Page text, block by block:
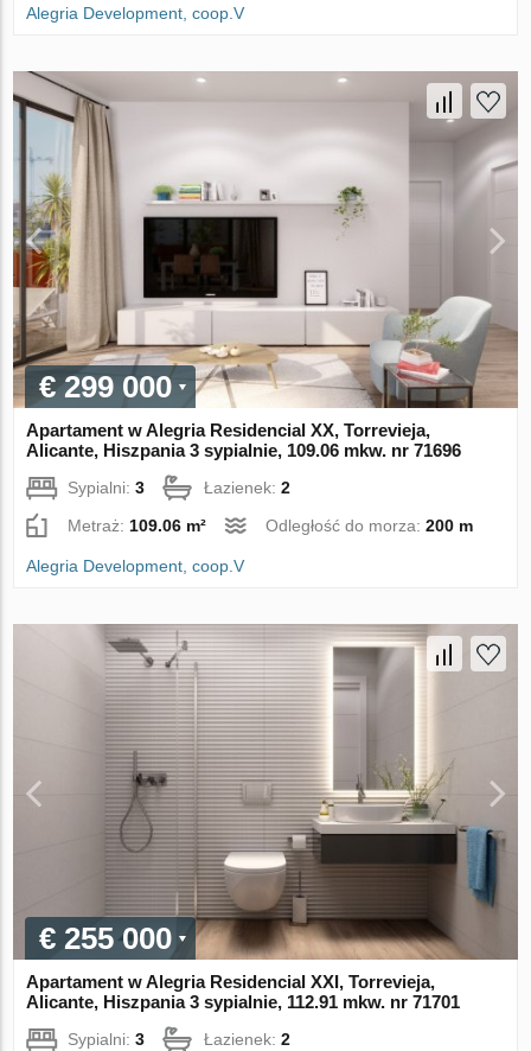
Alegria Development, coop.V
€ 299 000
Apartament w Alegria Residencial XX, Torrevieja,
Alicante, Hiszpania 3 sypialnie, 109.06 mkw. nr 71696
Sypialni:3 Łazienek:2
Metraż: 109.06 m² Odległość do morza:200 m
Alegria Development, coop.V
€ 255 000
Apartament w Alegria Residencial XXI, Torrevieja,
Alicante, Hiszpania 3 sypialnie, 112.91 mkw. nr 71701
Sypialni:3 Łazienek:2